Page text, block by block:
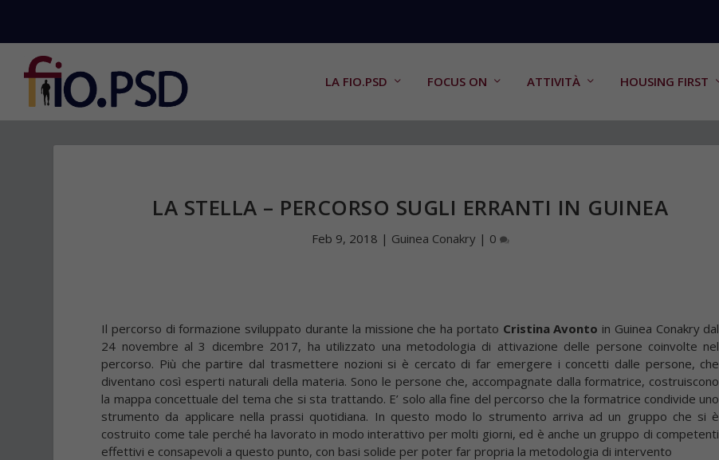
LA FIO.PSD FOCUS ON ATTIVITÀ HOUSING FIRST
LA STELLA – PERCORSO SUGLI ERRANTI IN GUINEA
Feb 9, 2018 | Guinea Conakry| 0
Il percorso di formazione sviluppato durante la missione che ha portato Cristina Avonto in Guinea Conakry dal
24 novembre al 3 dicembre 2017, ha utilizzato una metodologia di attivazione delle persone coinvolte nel
percorso. Più che partire dal trasmettere nozioni si è cercato di far emergere i concetti dalle persone, che
diventano così esperti naturali della materia. Sono le persone che, accompagnate dalla formatrice, costruiscono
la mappa concettuale del tema che si sta trattando. E’ solo alla fine del percorso che la formatrice condivide uno
strumento da applicare nella prassi quotidiana. In questo modo lo strumento arriva ad un gruppo che si è
costruito come tale perché ha lavorato in modo interattivo per molti giorni, ed è anche un gruppo di competenti
effettivi e consapevoli a questo punto, con basi solide per poter far propria la metodologia di intervento